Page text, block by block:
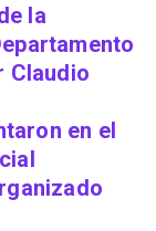
la
Claudio
en el